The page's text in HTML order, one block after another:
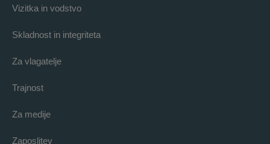
Vizitka in vodstvo
Skladnost in integriteta
Za vlagatelje
Trajnost
Za medije
Zaposlitev